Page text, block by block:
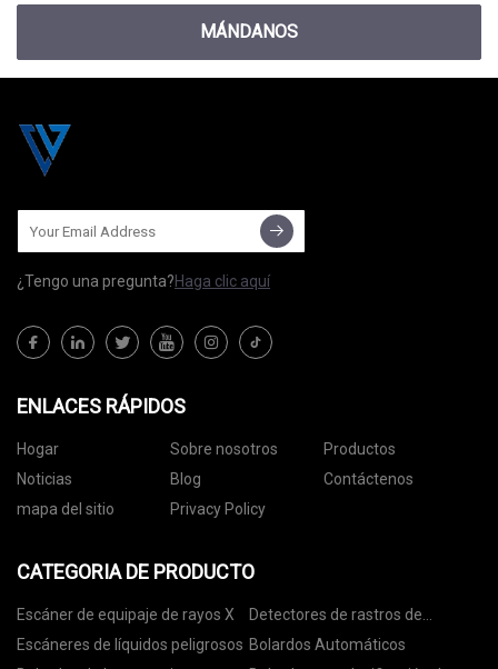
MÁNDANOS
¿Tengo una pregunta?Haga clic aquí
ENLACES RÁPIDOS
Hogar Sobre nosotros
Productos
Noticias
Blog
Contáctenos
mapa del sitio
Privacy Policy
CATEGORIA DE PRODUCTO
Escáner de equipaje de rayos X
Detectores de rastros de
explosivos
Escáneres de líquidos peligrosos Bolardos Automáticos